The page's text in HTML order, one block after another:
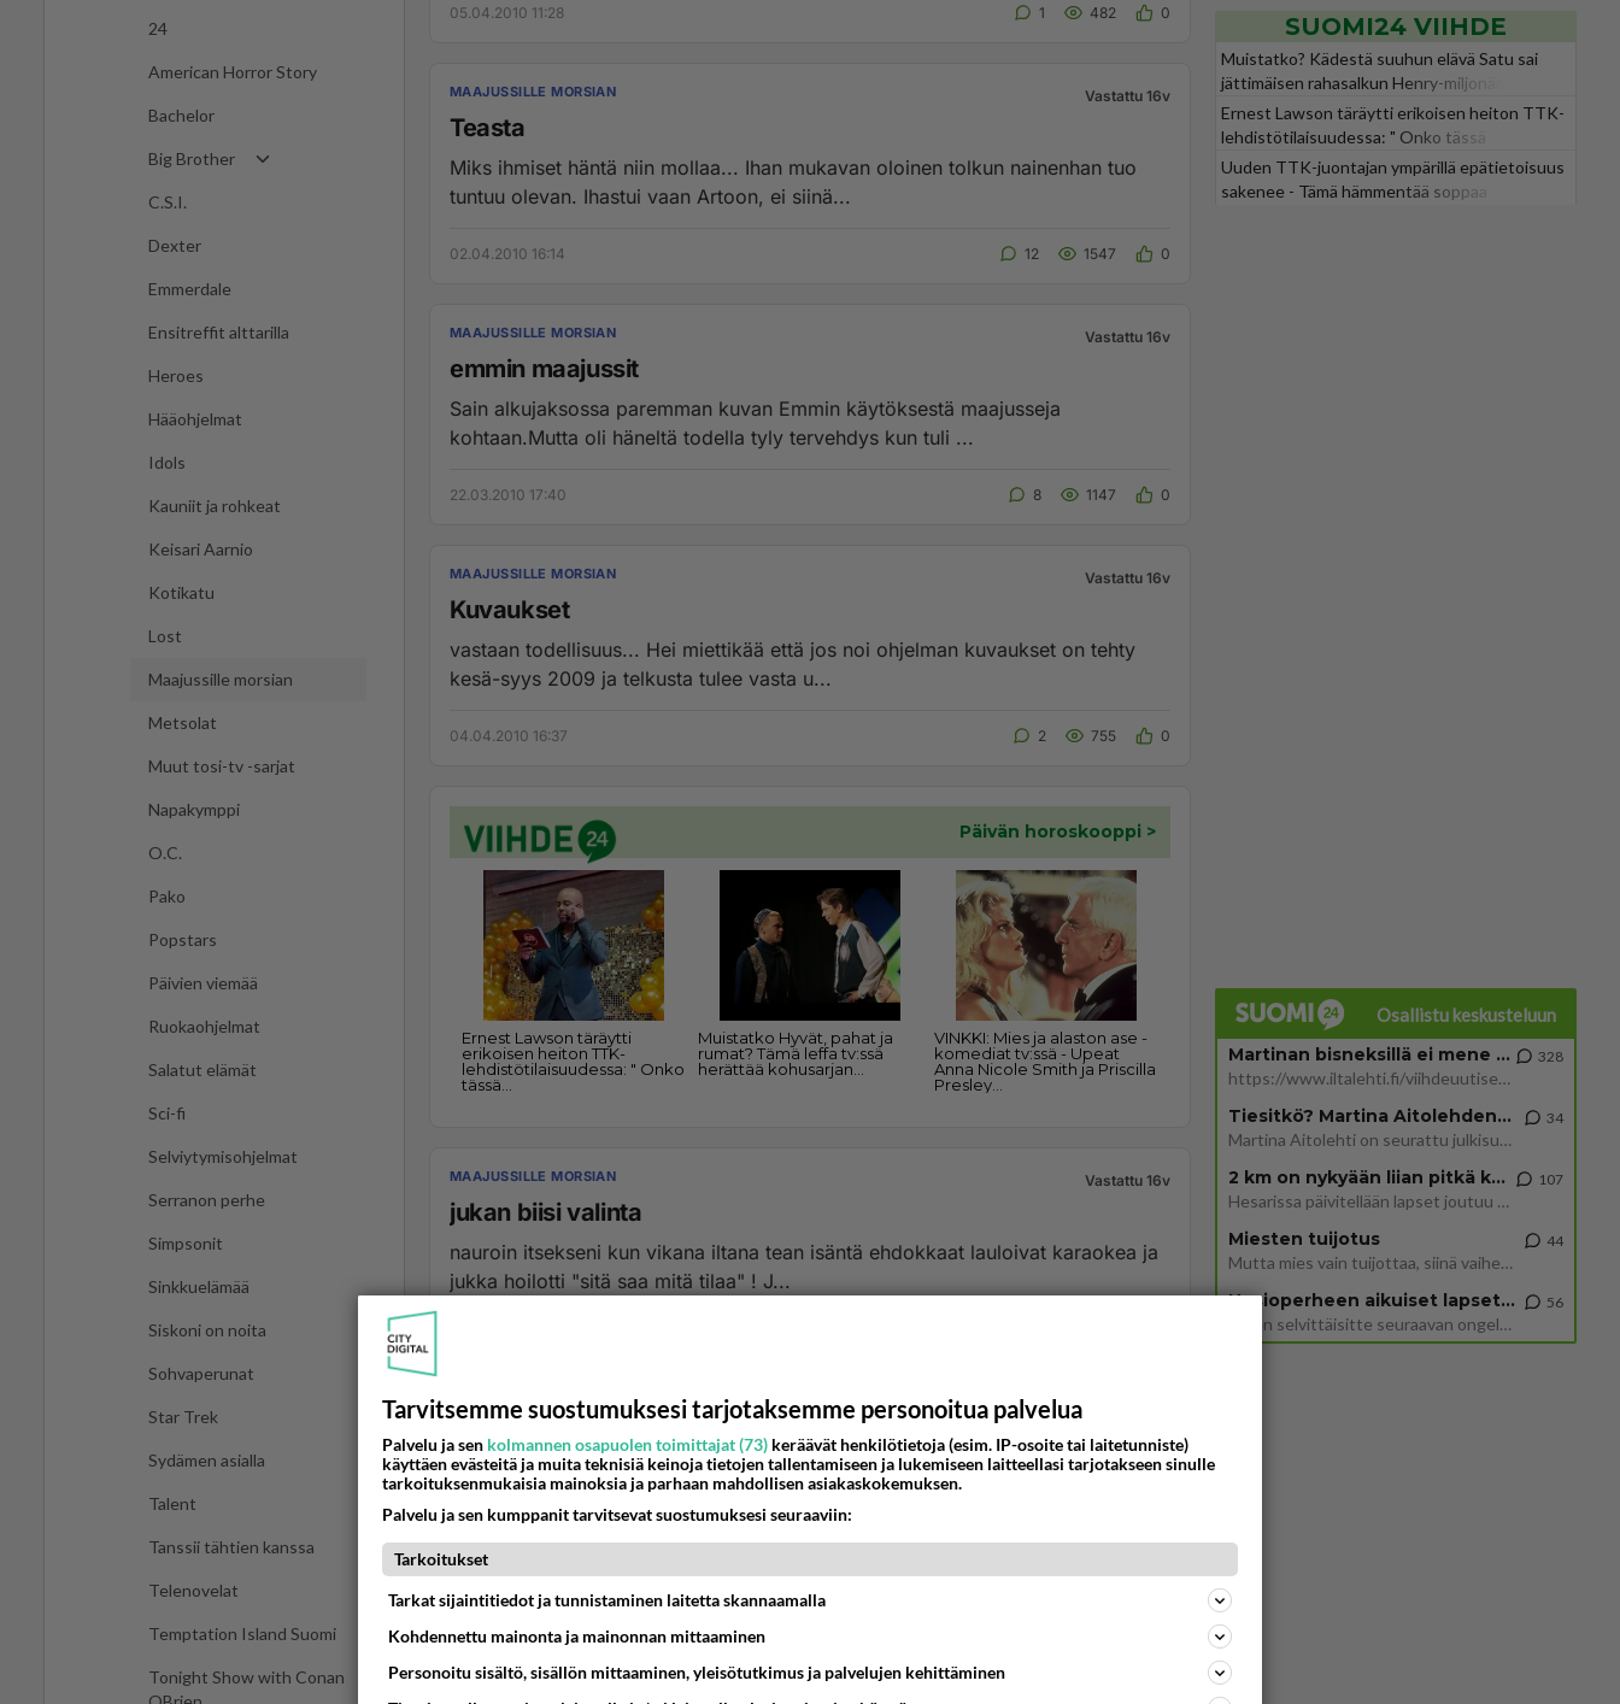
24
American Horror Story
Bachelor
Big Brother
C.S.I.
Dexter
Emmerdale
Ensitreffit alttarilla
Heroes
Hääohjelmat
Idols
Kauniit ja rohkeat
Keisari Aarnio
Kotikatu
Lost
Maajussille morsian
Metsolat
Muut tosi-tv -sarjat
Napakymppi
O.C.
Pako
Popstars
Päivien viemää
Ruokaohjelmat
Salatut elämät
Sci-fi
Selviytymisohjelmat
Serranon perhe
Simpsonit
Sinkkuelämää
Siskoni on noita
Sohvaperunat
Star Trek
Sydämen asialla
Talent
Tanssii tähtien kanssa
Telenovelat
Temptation Island Suomi
Tonight Show with Conan
05.04.2010 11:28 1 482 0
MAAJUSSILLE MORSIAN Vastattu 16v
Teasta
Miks ihmiset häntä niin mollaa... Ihan mukavan oloinen tolkun nainenhan tuo
tuntuu olevan. Ihastui vaan Artoon, ei siinä...
02.04.2010 16:14 12 1547 0
MAAJUSSILLE MORSIAN Vastattu 16v
emmin maajussit
Sain alkujaksossa paremman kuvan Emmin käytöksestä maajusseja
kohtaan.Mutta oli häneltä todella tyly tervehdys kun tuli ...
22.03.2010 17:40 8 1147 0
MAAJUSSILLE MORSIAN Vastattu 16v
Kuvaukset
vastaan todellisuus... Hei miettikää että jos noi ohjelman kuvaukset on tehty
kesä-syys 2009 ja telkusta tulee vasta u...
04.04.2010 16:37 2 755 0
MAAJUSSILLE MORSIAN Vastattu 16v
jukan biisi valinta
nauroin itsekseni kun vikana iltana tean isäntä ehdokkaat lauloivat karaokea ja
jukka hoilotti "sitä saa mitä tilaa" ! J...
SUOMI24 VIIHDE
Muistatko? Kädestä suuhun elävä Satu sai
jättimäisen rahasalkun Henry-miljonääriltä
Ernest Lawson täräytti erikoisen heiton TTK-
lehdistötilaisuudessa: " Onko tässä
tarkoituksena...?"
Uuden TTK-juontajan ympärillä epätietoisuus
sakenee - Tämä hämmentää soppaa
Osallistu keskusteluun
Martinan bisneksillä ei mene hyvin
https://www.iltalehti.fi/viihdeuutiset/a/c46da6ab-340f-4790-aaa7-0865eed2336 Yrityksen konkurssihakemus on tullut kärä
328
Tiesitkö? Martina Aitolehden isäpuoli on tämä suosittu laulaja
Martina Aitolehti on seurattu julkisuuden henkilö. Lähipiiriin mahtuu muitakin tunnettuja henkilöitä. Tiesitkö, että Ma
34
2 km on nykyään liian pitkä koulumatka
Hesarissa päivitellään lapset joutuu nyt kulkemaan 2 km kouluun jösses. Ruostefillarilla tuo matka menee vaikka miten äk
107
Miesten tuijotus
Mutta mies vain tuijottaa, siinä vaiheessa käännän itse pään pois. Mikä juttu? Yleensä jos joku tuijottaa tai katsoo, hä
44
Uusioperheen aikuiset lapset tyhjentää jääkaapin käydessään
Miten selvittäisitte seuraavan ongelman, meillä on uusioperhe, minulla teini-ikäiset lapset ja puolisolla aikuiset, jotk
56
Tarvitsemme suostumuksesi tarjotaksemme personoitua palvelua
Palvelu ja sen kolmannen osapuolen toimittajat (73) keräävät henkilötietoja (esim. IP-osoite tai laitetunniste)
käyttäen evästeitä ja muita teknisiä keinoja tietojen tallentamiseen ja lukemiseen laitteellasi tarjotakseen sinulle
tarkoituksenmukaisia mainoksia ja parhaan mahdollisen asiakaskokemuksen.
Palvelu ja sen kumppanit tarvitsevat suostumuksesi seuraaviin:
Tarkoitukset
Tarkat sijaintitiedot ja tunnistaminen laitetta skannaamalla
Kohdennettu mainonta ja mainonnan mittaaminen
Personoitu sisältö, sisällön mittaaminen, yleisötutkimus ja palvelujen kehittäminen